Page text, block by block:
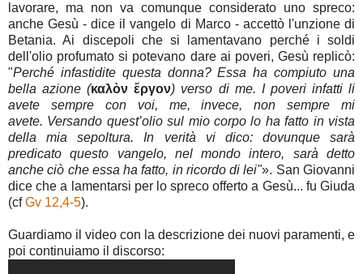
lavorare, ma non va comunque considerato uno spreco:
anche Gesù - dice il vangelo di Marco - accettò l'unzione di
Betania. Ai discepoli che si lamentavano perché i soldi
dell'olio profumato si potevano dare ai poveri, Gesù replicò:
"Perché infastidite questa donna? Essa ha compiuto una
bella azione (καλὸν ἔργον) verso di me. I poveri infatti li
avete sempre con voi, me, invece, non sempre mi
avete. Versando quest’olio sul mio corpo lo ha fatto in vista
della mia sepoltura. In verità vi dico: dovunque sarà
predicato questo vangelo, nel mondo intero, sarà detto
anche ciò che essa ha fatto, in ricordo di lei"». San Giovanni
dice che a lamentarsi per lo spreco offerto a Gesù... fu Giuda
(cfGv 12,4-5).
Guardiamo il video con la descrizione dei nuovi paramenti, e
poi continuiamo il discorso: